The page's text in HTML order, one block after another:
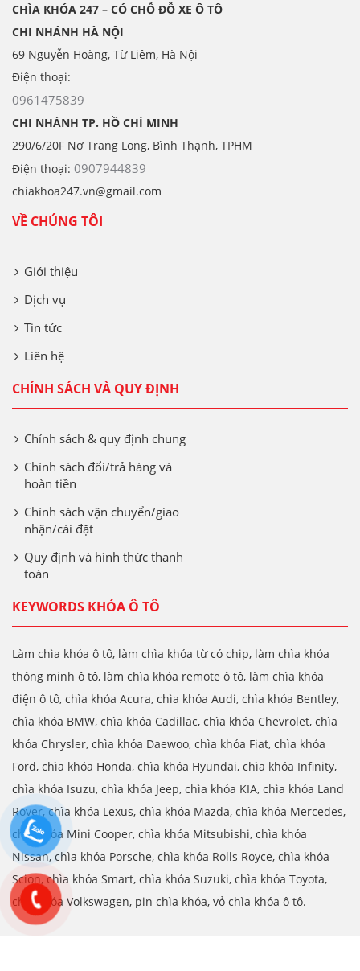
CHÌA KHÓA 247 – CÓ CHỖ ĐỖ XE Ô TÔ
CHI NHÁNH HÀ NỘI
69 Nguyễn Hoàng, Từ Liêm, Hà Nội
Điện thoại:
0961475839
CHI NHÁNH TP. HỒ CHÍ MINH
290/6/20F Nơ Trang Long, Bình Thạnh, TPHM
Điện thoại: 0907944839
chiakhoa247.vn@gmail.com
VỀ CHÚNG TÔI
Giới thiệu
Dịch vụ
Tin tức
Liên hệ
CHÍNH SÁCH VÀ QUY ĐỊNH
Chính sách & quy định chung
Chính sách đổi/trả hàng và
hoàn tiền
Chính sách vận chuyển/giao
nhận/cài đặt
Quy định và hình thức thanh
toán
KEYWORDS KHÓA Ô TÔ
Làm chìa khóa ô tô, làm chìa khóa từ có chip, làm chìa khóa
thông minh ô tô, làm chìa khóa remote ô tô, làm chìa khóa
điện ô tô, chìa khóa Acura, chìa khóa Audi, chìa khóa Bentley,
chìa khóa BMW, chìa khóa Cadillac, chìa khóa Chevrolet, chìa
khóa Chrysler, chìa khóa Daewoo, chìa khóa Fiat, chìa khóa
Ford, chìa khóa Honda, chìa khóa Hyundai, chìa khóa Infinity,
chìa khóa Isuzu, chìa khóa Jeep, chìa khóa KIA, chìa khóa Land
Rover, chìa khóa Lexus, chìa khóa Mazda, chìa khóa Mercedes,
chìa khóa Mini Cooper, chìa khóa Mitsubishi, chìa khóa
Nissan, chìa khóa Porsche, chìa khóa Rolls Royce, chìa khóa
Scion, chìa khóa Smart, chìa khóa Suzuki, chìa khóa Toyota,
chìa khóa Volkswagen, pin chìa khóa, vỏ chìa khóa ô tô.